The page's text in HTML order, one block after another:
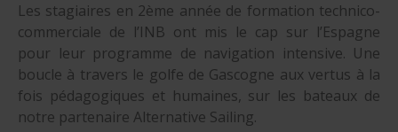
Les stagiaires en 2ème année de formation technico-
commerciale de l’INB ont mis le cap sur l’Espagne
pour leur programme de navigation intensive. Une
boucle à travers le golfe de Gascogne aux vertus à la
fois pédagogiques et humaines, sur les bateaux de
notre partenaire Alternative Sailing.